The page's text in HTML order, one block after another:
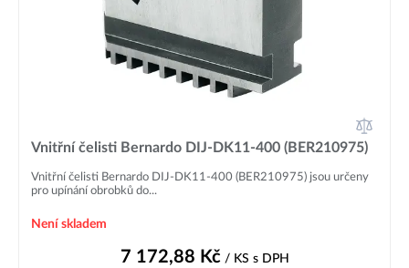
Vnitřní čelisti Bernardo DIJ-DK11-400 (BER210975)
Vnitřní čelisti Bernardo DIJ-DK11-400 (BER210975) jsou určeny
pro upínání obrobků do...
Není skladem
7 172,88 Kč/ KS s DPH